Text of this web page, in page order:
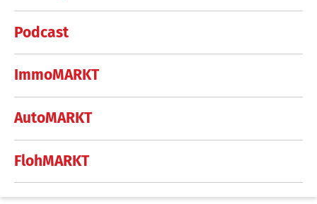
Podcast
ImmoMARKT
AutoMARKT
FlohMARKT